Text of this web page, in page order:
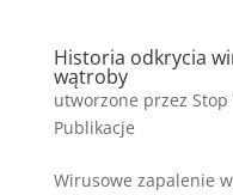
Historia odkrycia
wątroby
utworzone przez Stop
Publikacje
Wirusowe zapalenie